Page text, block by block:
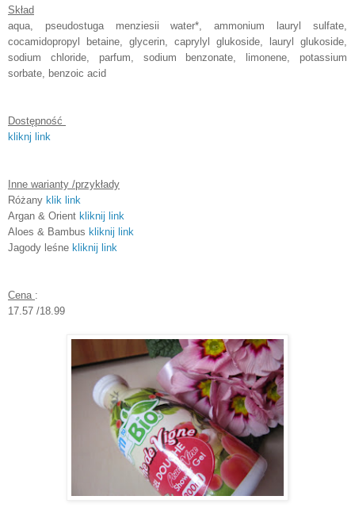
Skład
aqua, pseudostuga menziesii water*, ammonium lauryl sulfate,
cocamidopropyl betaine, glycerin, caprylyl glukoside, lauryl glukoside,
sodium chloride, parfum, sodium benzonate, limonene, potassium
sorbate, benzoic acid
Dostępność
kliknj link
Inne warianty /przykłady
Różany klik link
Argan & Orient kliknij link
Aloes & Bambus kliknij link
Jagody leśne kliknij link
Cena :
17.57 /18.99